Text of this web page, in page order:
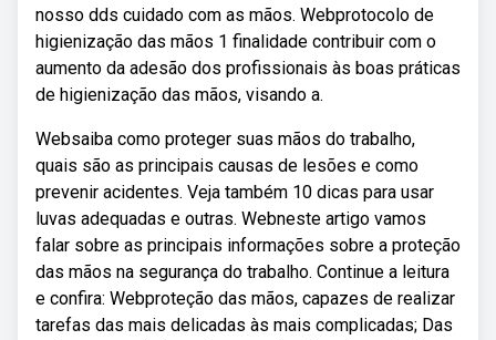
nosso dds cuidado com as mãos. Webprotocolo de
higienização das mãos 1 finalidade contribuir com o
aumento da adesão dos profissionais às boas práticas
de higienização das mãos, visando a.
Websaiba como proteger suas mãos do trabalho,
quais são as principais causas de lesões e como
prevenir acidentes. Veja também 10 dicas para usar
luvas adequadas e outras. Webneste artigo vamos
falar sobre as principais informações sobre a proteção
das mãos na segurança do trabalho. Continue a leitura
e confira: Webproteção das mãos, capazes de realizar
tarefas das mais delicadas às mais complicadas; Das